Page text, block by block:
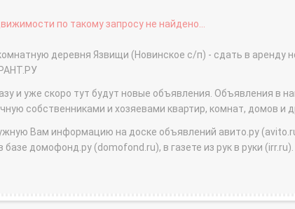
по такому запросу не найдено...
деревня Язвищи (Новинское с/п) - сдать в аренду
и уже скоро тут будут новые объявления. Объявления в
собственниками и хозяевами квартир, комнат, домов и
Вам информацию на доске объявлений авито.ру
домофонд.ру (domofond.ru), в газете из рук в руки (irr.ru).